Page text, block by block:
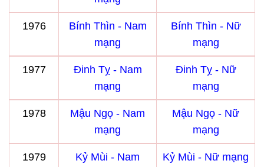
1976
Bính Thìn - Nam
mạng
Bính Thìn - Nữ
mạng
1977
Đinh Tỵ - Nam
mạng
Đinh Tỵ - Nữ
mạng
1978
Mậu Ngọ - Nam
mạng
Mậu Ngọ - Nữ
mạng
1979
Kỷ Mùi - Nam
Kỷ Mùi - Nữ mạng